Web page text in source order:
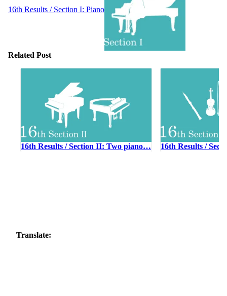
16th Results / Section I: Piano
Related Post
16th Results / Section II: Two piano… 16th Results /
Translate: